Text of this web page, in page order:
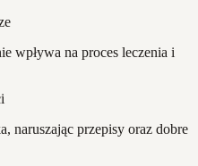
wpływa na proces leczenia i
naruszając przepisy oraz dobre